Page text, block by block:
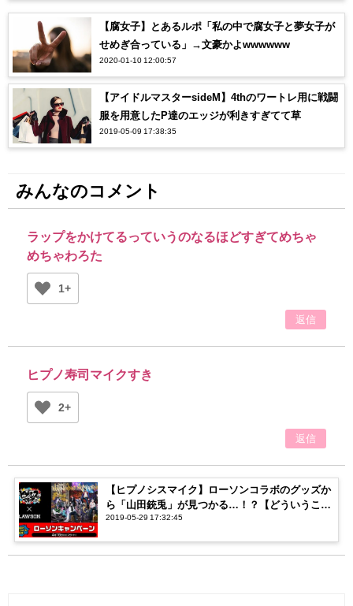
【腐女子】とあるルポ「私の中で腐女子と夢女子が
せめぎ合っている」→文豪かよwwwwww
2020-01-10 12:00:57
【アイドルマスターsideM】4thのワートレ用に戦闘
服を用意したP達のエッジが利きすぎてて草
2019-05-09 17:38:35
みんなのコメント
ラップをかけてるっていうのなるほどすぎてめちゃ
めちゃわろた
1+
返信
ヒプノ寿司マイクすき
2+
返信
【ヒプノシスマイク】ローソンコラボのグッズか
ら「山田銃兎」が見つかる…！？【どういうこと
なの】
2019-05-29 17:32:45